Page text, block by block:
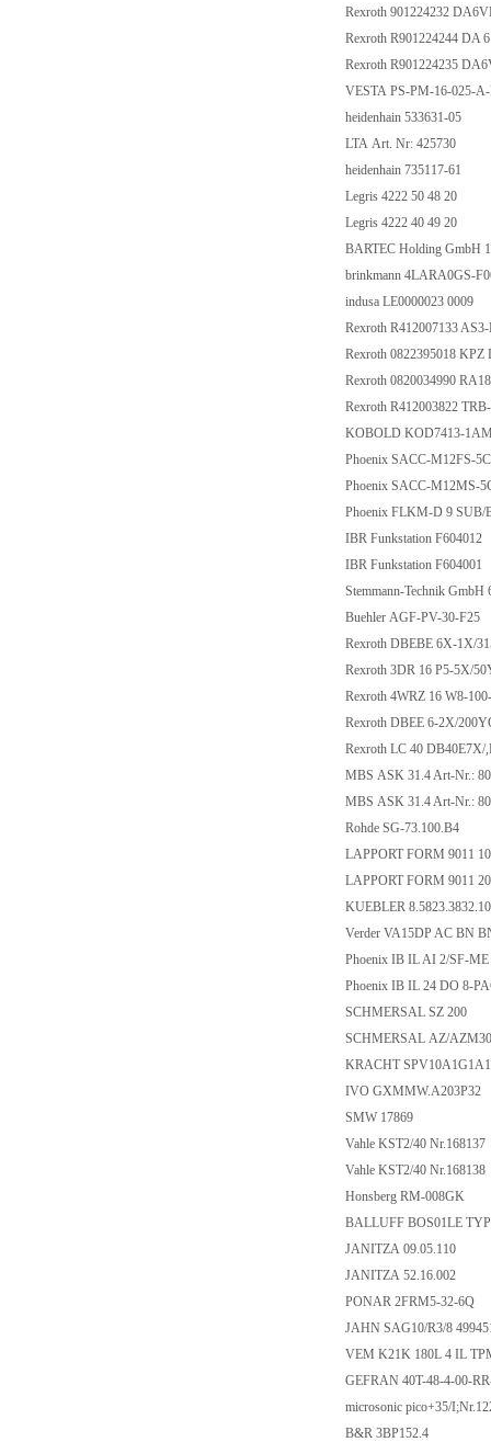
Rexroth 901224232
Rexroth R901224244 DA
Rexroth R901224235
VESTA PS-PM-16-025-
heidenhain 533631-05
LTA Art. Nr: 425730
heidenhain 735117-61
Legris 4222 50 48 20
Legris 4222 40 49 20
BARTEC Holding GmbH
brinkmann 4LARA0GS-
indusa LE0000023 0009
Rexroth R412007133
Rexroth 0822395018 KPZ
Rexroth 0820034990
Rexroth R412003822
KOBOLD KOD7413-
Phoenix SACC-M12FS-
Phoenix SACC-M12MS-
Phoenix FLKM-D 9 SUB/
IBR Funkstation F604012
IBR Funkstation F604001
Stemmann-Technik GmbH
Buehler AGF-PV-30-F25
Rexroth DBEBE 6X-1X/
Rexroth 3DR 16 P5-5X/
Rexroth 4WRZ 16 W8-
Rexroth DBEE 6-2X/
Rexroth LC 40 DB40E7X/
MBS ASK 31.4 Art-Nr.:
MBS ASK 31.4 Art-Nr.:
Rohde SG-73.100.B4
LAPPORT FORM 9011
LAPPORT FORM 9011
KUEBLER
Verder VA15DP AC BN
Phoenix IB IL AI 2/SF-ME
Phoenix IB IL 24 DO 8-
SCHMERSAL SZ 200
SCHMERSAL AZ/
KRACHT
IVO GXMMW.A203P32
SMW 17869
Vahle KST2/40 Nr.168137
Vahle KST2/40 Nr.168138
Honsberg RM-008GK
BALLUFF BOS01LE
JANITZA 09.05.110
JANITZA 52.16.002
PONAR 2FRM5-32-6Q
JAHN SAG10/R3/8
VEM K21K 180L 4 IL
GEFRAN 40T-48-4-00-
microsonic pico+35/
B&R 3BP152.4